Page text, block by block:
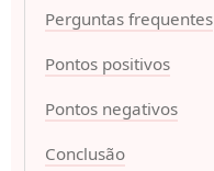
Perguntas frequentes
Pontos positivos
Pontos negativos
Conclusão